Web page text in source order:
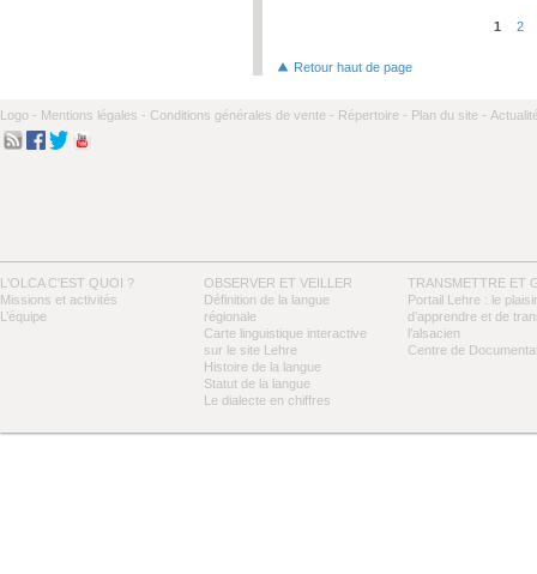
1 2
Retour haut de page
Logo - Mentions légales - Conditions générales de vente - Répertoire - Plan du site -
L'OLCA C'EST QUOI ?
Missions et activités
L’équipe
OBSERVER ET VEILLER
Définition de la langue
régionale
Carte linguistique interactive
sur le site Lehre
Histoire de la langue
Statut de la langue
Le dialecte en chiffres
TRANSMETTRE ET
Portail Lehre : le plaisir
d’apprendre et de
l’alsacien
Centre de